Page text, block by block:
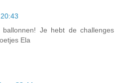
Je hebt de challenges
Ela